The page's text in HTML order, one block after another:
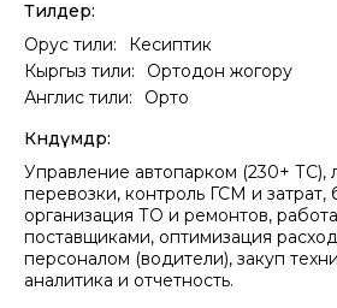
Тилдер:
Орус тили:
Кесиптик
Кыргыз тили:
Ортодон жогору
Англис тили:
Орто
Көндүмдөр:
Управление автопарком (230+ ТС),
перевозки, контроль ГСМ и
организация ТО и ремонтов,
поставщиками, оптимизация
персоналом (водители), закуп
аналитика и отчетность.